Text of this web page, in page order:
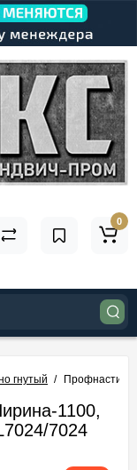
0
гнутый Профнастил
1100,
7024